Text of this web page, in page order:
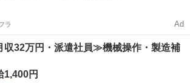
ラ Ad
32万円・派遣社員≫機械操作・製造補
1,400円